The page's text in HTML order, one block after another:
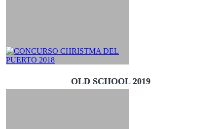
OLD SCHOOL 2019